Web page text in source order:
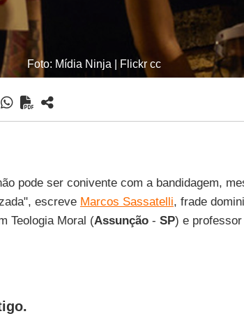
Foto: Mídia Ninja | Flickr cc
pode ser conivente com a bandidagem,
escreve Marcos Sassatelli, frade
Teologia Moral (Assunção - SP) e